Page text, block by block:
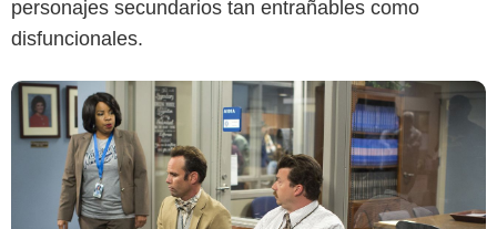
personajes secundarios tan entrañables como
disfuncionales.